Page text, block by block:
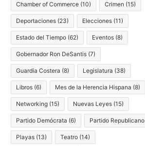
Chamber of Commerce (10) Crimen (15)
Deportaciones (23) Elecciones (11)
Estado del Tiempo (62) Eventos (8)
Gobernador Ron DeSantis (7)
Guardia Costera (8) Legislatura (38)
Libros (6) Mes de la Herencia Hispana (8)
Networking (15) Nuevas Leyes (15)
Partido Demócrata (6) Partido Republicano
Playas (13) Teatro (14)